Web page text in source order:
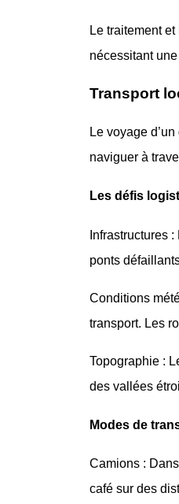
Le traitement
nécessitant
Transport
Le voyage
naviguer à
Les défis
Infrastructures
ponts
Conditions
transport. Les
Topographie :
des vallées
Modes de
Camions :
café sur des